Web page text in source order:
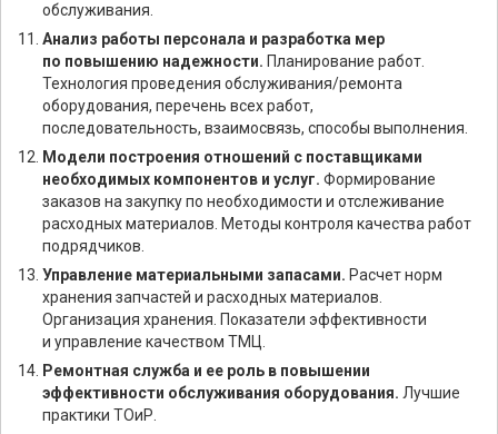
обслуживания.
Анализ работы персонала и разработка мер
по повышению надежности. Планирование работ.
Технология проведения обслуживания/ремонта
оборудования, перечень всех работ,
последовательность, взаимосвязь, способы выполнения.
Модели построения отношений с поставщиками
необходимых компонентов и услуг. Формирование
заказов на закупку по необходимости и отслеживание
расходных материалов. Методы контроля качества работ
подрядчиков.
Управление материальными запасами. Расчет норм
хранения запчастей и расходных материалов.
Организация хранения. Показатели эффективности
и управление качеством ТМЦ.
Ремонтная служба и ее роль в повышении
эффективности обслуживания оборудования. Лучшие
практики ТОиР.